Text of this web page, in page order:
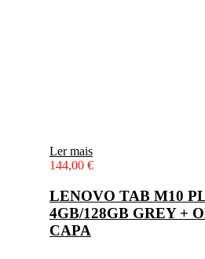
Ler mais
144,00 €
LENOVO TAB M10
4GB/128GB GREY +
CAPA